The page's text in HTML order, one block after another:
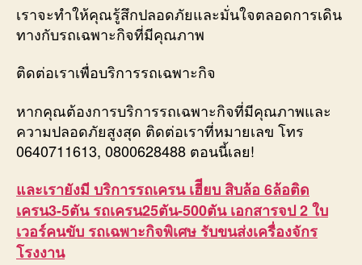
เราจะทำให้คุณรู้สึกปลอดภัยและมั่นใจตลอดการเดิน
ทางกับรถเฉพาะกิจที่มีคุณภาพ
ติดต่อเราเพื่อบริการรถเฉพาะกิจ
หากคุณต้องการบริการรถเฉพาะกิจที่มีคุณภาพและ
ความปลอดภัยสูงสุด ติดต่อเราที่หมายเลข โทร
0640711613, 0800628488 ตอนนี้เลย!
และเรายังมี บริการรถเครน เฮีียบ สิบล้อ 6ล้อติด
เครน3-5ตัน รถเครน25ตัน-500ตัน เอกสารจป 2 ใบ
เวอร์คนขับ รถเฉพาะกิจพิเศษ รับขนส่งเครื่องจักร
โรงงาน